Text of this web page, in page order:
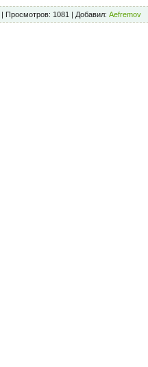
Просмотров: 1081 Добавил: Aefremov